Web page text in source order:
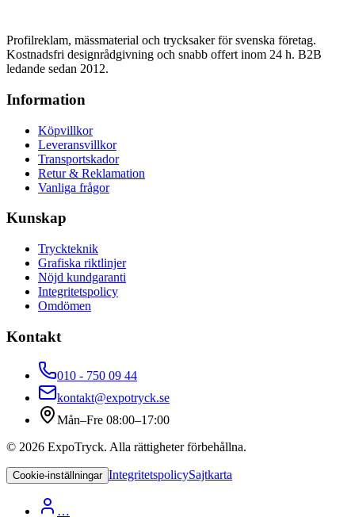
Profilreklam, mässmaterial och trycksaker för svenska företag.
Kostnadsfri designrådgivning och snabb offert inom 24 h. B2B
ledande sedan 2012.
Information
Köpvillkor
Leveransvillkor
Transportskador
Retur & Reklamation
Vanliga frågor
Kunskap
Tryckteknik
Grafiska riktlinjer
Nöjd kundgaranti
Integritetspolicy
Omdömen
Kontakt
010 - 750 09 44
kontakt@expotryck.se
Mån–Fre 08:00–17:00
© 2026 ExpoTryck. Alla rättigheter förbehållna.
Cookie-inställningar IntegritetspolicySajtkarta
…